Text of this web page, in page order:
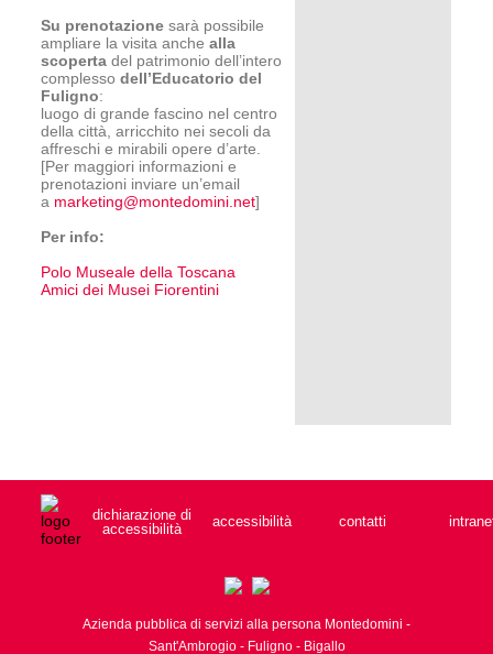
Su prenotazione sarà possibile
ampliare la visita anchealla
scopertadel patrimonio dell’intero
complessodell’Educatorio del
Fuligno:
luogo di grande fascino nel centro
della città, arricchito nei secoli da
affreschi e mirabili opere d’arte.
[Per maggiori informazioni e
prenotazioni inviare un’email
a marketing@montedomini.net]
Per info:
Polo Museale della Toscana
Amici dei Musei Fiorentini
dichiarazione di
accessibilità
accessibilità contatti
Azienda pubblica di servizi alla persona Montedomini -
Sant'Ambrogio - Fuligno - Bigallo